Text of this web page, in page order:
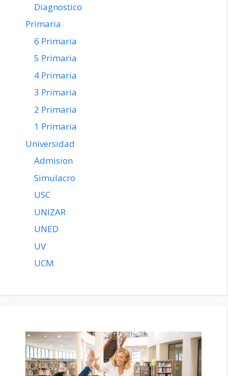
Diagnostico
Primaria
6 Primaria
5 Primaria
4 Primaria
3 Primaria
2 Primaria
1 Primaria
Universidad
Admision
Simulacro
USC
UNIZAR
UNED
UV
UCM